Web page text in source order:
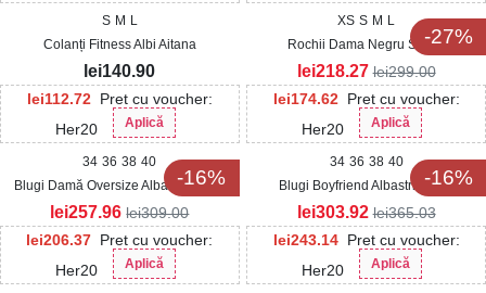
S M L
Colanți Fitness Albi Aitana
lei112.72 Pret cu voucher:
Her20
Aplică
lei140.90
-27%
XS S M L
Rochii Dama Negru Shoko
lei174.62 Pret cu voucher:
Her20
Aplică
lei218.27 lei299.00
-16%
34 36 38 40
Blugi Damă Oversize Albastri Aralys
lei206.37 Pret cu voucher:
Her20
Aplică
lei257.96 lei309.00
-16%
34 36 38 40
Blugi Boyfriend Albastri Raina
lei243.14 Pret cu voucher:
Her20
Aplică
lei303.92 lei365.03